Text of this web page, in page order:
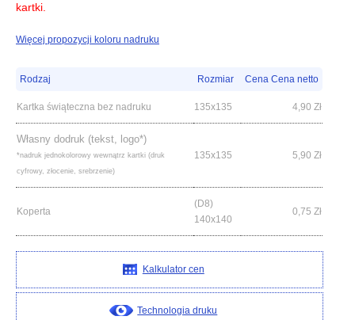
kartki.
Więcej propozycji koloru nadruku
Rodzaj Rozmiar Cena Cena netto
Kartka świąteczna bez nadruku 135x135 4,90 Zł
Własny dodruk (tekst, logo*)
*nadruk jednokolorowy wewnątrz kartki (druk
cyfrowy, złocenie, srebrzenie)
135x135 5,90 Zł
Koperta
(D8)
140x140
0,75 Zł
Kalkulator cen
Technologia druku